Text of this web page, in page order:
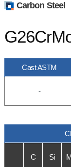
Carbon Steel
Cast ASTM
-
C Si